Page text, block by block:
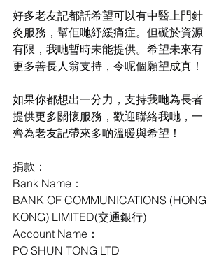
好多老友記都話希望可以有中醫上門針
灸服務，幫佢哋紓緩痛症。但礙於資源
有限，我哋暫時未能提供。希望未來有
更多善長人翁支持，令呢個願望成真！
如果你都想出一分力，支持我哋為長者
提供更多關懷服務，歡迎聯絡我哋，一
齊為老友記帶來多啲溫暖與希望！
捐款：
Bank Name：
BANK OF COMMUNICATIONS (HONG
KONG) LIMITED(交通銀行)
Account Name：
PO SHUN TONG LTD